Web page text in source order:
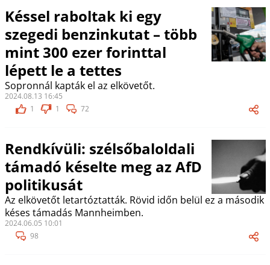
Késsel raboltak ki egy
szegedi benzinkutat – több
mint 300 ezer forinttal
lépett le a tettes
Sopronnál kapták el az elkövetőt.
2024.08.13 16:45
1
1 72
Rendkívüli: szélsőbaloldali
támadó késelte meg az AfD
politikusát
Az elkövetőt letartóztatták. Rövid időn belül ez a második
késes támadás Mannheimben.
2024.06.05 10:01
98